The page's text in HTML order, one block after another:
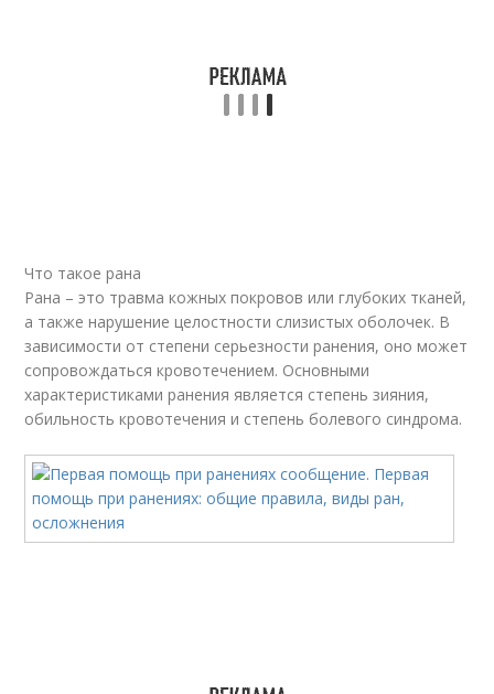
Что такое рана
Рана – это травма кожных покровов или глубоких тканей,
а также нарушение целостности слизистых оболочек. В
зависимости от степени серьезности ранения, оно может
сопровождаться кровотечением. Основными
характеристиками ранения является степень зияния,
обильность кровотечения и степень болевого синдрома.